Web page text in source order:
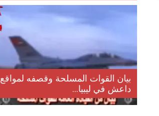
بيان القوات المسلحة وقصفه لمواقع
داعش في ليبيا...